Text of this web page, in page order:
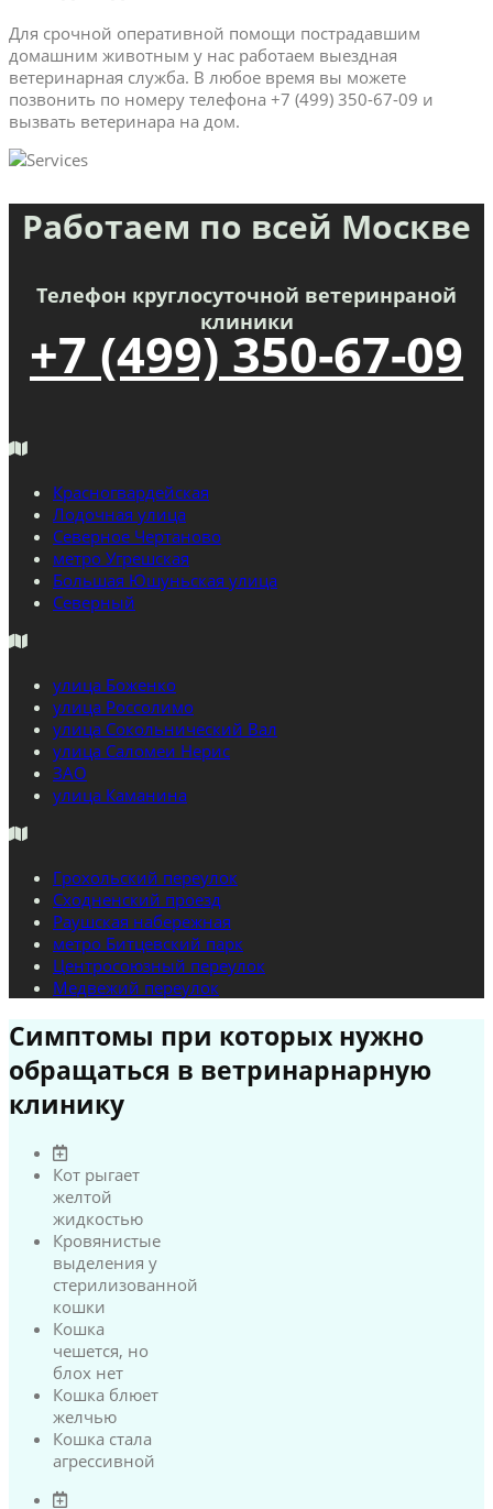
Для срочной оперативной помощи пострадавшим
домашним животным у нас работаем выездная
ветеринарная служба. В любое время вы можете
позвонить по номеру телефона +7 (499) 350-67-09 и
вызвать ветеринара на дом.
Работаем по всей Москве
Телефон круглосуточной ветеринраной
клиники
+7 (499) 350-67-09
Красногвардейская
Лодочная улица
Северное Чертаново
метро Угрешская
Большая Юшуньская улица
Северный
улица Боженко
улица Россолимо
улица Сокольнический Вал
улица Саломеи Нерис
ЗАО
улица Каманина
Грохольский переулок
Сходненский проезд
Раушская набережная
метро Битцевский парк
Центросоюзный переулок
Медвежий переулок
Симптомы при которых нужно
обращаться в ветринарнарную
клинику
Кот рыгает
желтой
жидкостью
Кровянистые
выделения у
стерилизованной
кошки
Кошка
чешется, но
блох нет
Кошка блюет
желчью
Кошка стала
агрессивной